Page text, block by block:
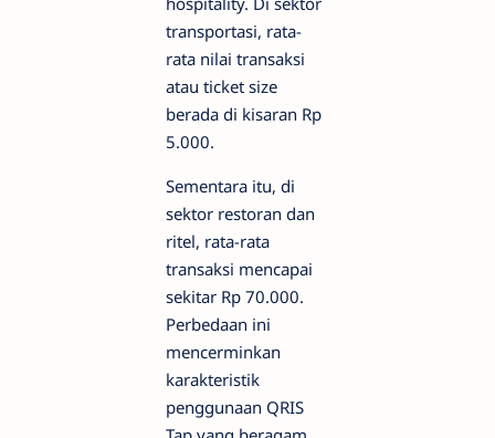
transportasi, rata-
rata nilai transaksi
atau ticket size
berada di kisaran Rp
5.000.
Sementara itu, di
sektor restoran dan
ritel, rata-rata
transaksi mencapai
sekitar Rp 70.000.
Perbedaan ini
mencerminkan
karakteristik
penggunaan QRIS